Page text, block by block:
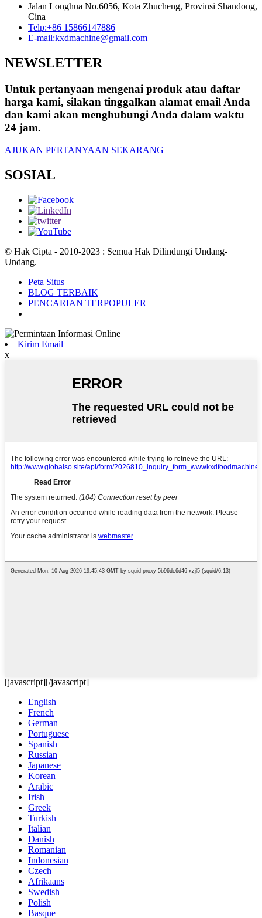
Jalan Longhua No.6056, Kota Zhucheng, Provinsi Shandong,
Cina
Telp:+86 15866147886
E-mail:kxdmachine@gmail.com
NEWSLETTER
Untuk pertanyaan mengenai produk atau daftar
harga kami, silakan tinggalkan alamat email Anda
dan kami akan menghubungi Anda dalam waktu
24 jam.
AJUKAN PERTANYAAN SEKARANG
SOSIAL
© Hak Cipta - 2010-2023 : Semua Hak Dilindungi Undang-
Undang.
Peta Situs
BLOG TERBAIK
PENCARIAN TERPOPULER
Kirim Email
x
[javascript][/javascript]
English
French
German
Portuguese
Spanish
Russian
Japanese
Korean
Arabic
Irish
Greek
Turkish
Italian
Danish
Romanian
Indonesian
Czech
Afrikaans
Swedish
Polish
Basque